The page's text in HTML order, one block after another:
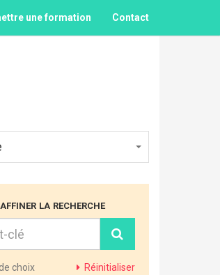
une formation Contact
affiner la recherche
de choix Réinitialiser